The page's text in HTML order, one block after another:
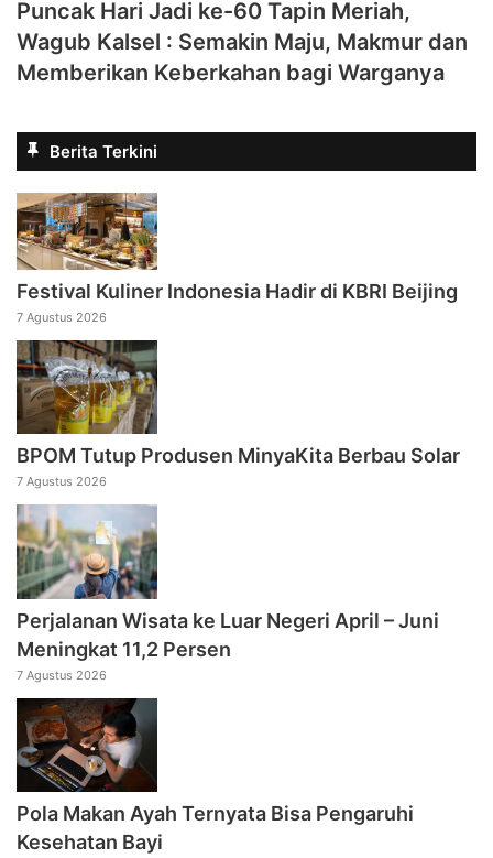
Puncak Hari Jadi ke-60 Tapin Meriah,
Wagub Kalsel : Semakin Maju, Makmur dan
Memberikan Keberkahan bagi Warganya
Berita Terkini
Festival Kuliner Indonesia Hadir di KBRI Beijing
7 Agustus 2026
BPOM Tutup Produsen MinyaKita Berbau Solar
7 Agustus 2026
Perjalanan Wisata ke Luar Negeri April – Juni
Meningkat 11,2 Persen
7 Agustus 2026
Pola Makan Ayah Ternyata Bisa Pengaruhi
Kesehatan Bayi